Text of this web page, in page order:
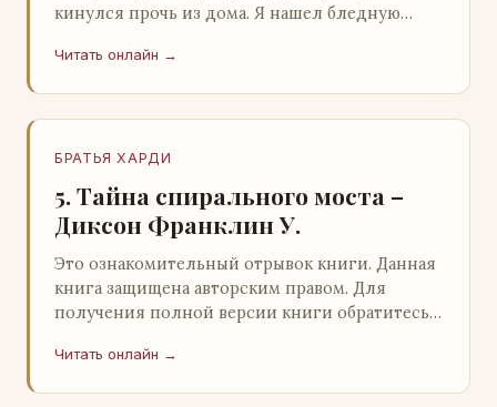
кинулся прочь из дома. Я нашел бледную
Читать онлайн →
БРАТЬЯ ХАРДИ
5. Тайна спирального моста –
Диксон Франклин У.
Это ознакомительный отрывок книги. Данная
книга защищена авторским правом. Для
получения полной версии книги обратитесь к
легального ко…
Читать онлайн →